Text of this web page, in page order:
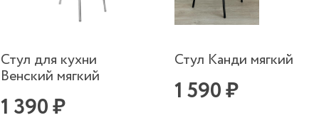
Стул для кухни
Венский мягкий
1 390 ₽
Стул Канди мягкий
1 590 ₽